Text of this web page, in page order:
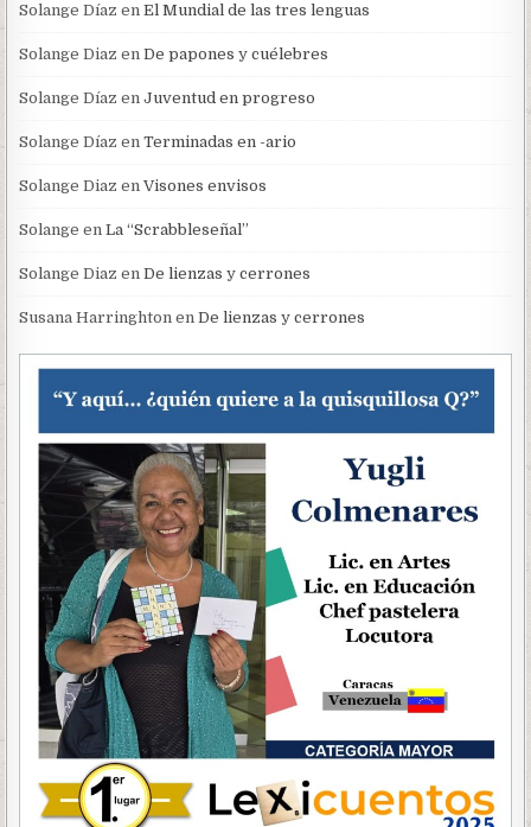
Solange Díaz enEl Mundial de las tres lenguas
Solange Diaz enDe papones y cuélebres
Solange Díaz enJuventud en progreso
Solange Díaz enTerminadas en -ario
Solange Diaz enVisones envisos
Solange enLa “Scrabbleseñal”
Solange Diaz enDe lienzas y cerrones
Susana Harringhton enDe lienzas y cerrones